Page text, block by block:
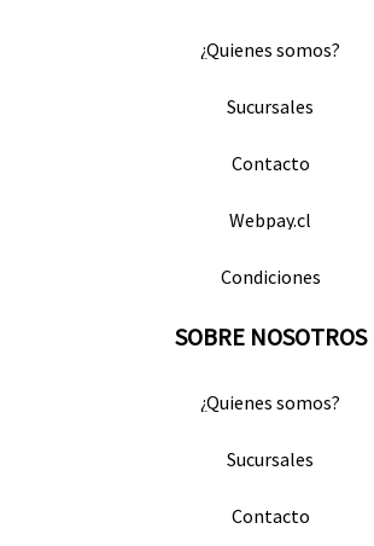
¿Quienes somos?
Sucursales
Contacto
Webpay.cl
Condiciones
SOBRE NOSOTROS
¿Quienes somos?
Sucursales
Contacto